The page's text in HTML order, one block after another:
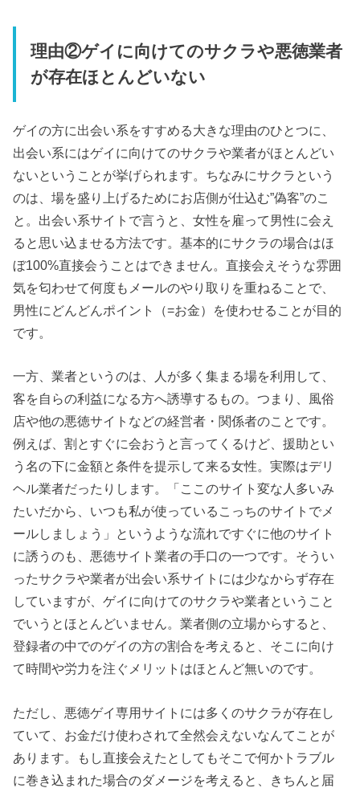
理由②ゲイに向けてのサクラや悪徳業者
が存在ほとんどいない
ゲイの方に出会い系をすすめる大きな理由のひとつに、
出会い系にはゲイに向けてのサクラや業者がほとんどい
ないということが挙げられます。ちなみにサクラという
のは、場を盛り上げるためにお店側が仕込む”偽客”のこ
と。出会い系サイトで言うと、女性を雇って男性に会え
ると思い込ませる方法です。基本的にサクラの場合はほ
ぼ100%直接会うことはできません。直接会えそうな雰囲
気を匂わせて何度もメールのやり取りを重ねることで、
男性にどんどんポイント（=お金）を使わせることが目的
です。
一方、業者というのは、人が多く集まる場を利用して、
客を自らの利益になる方へ誘導するもの。つまり、風俗
店や他の悪徳サイトなどの経営者・関係者のことです。
例えば、割とすぐに会おうと言ってくるけど、援助とい
う名の下に金額と条件を提示して来る女性。実際はデリ
ヘル業者だったりします。「ここのサイト変な人多いみ
たいだから、いつも私が使っているこっちのサイトでメ
ールしましょう」というような流れですぐに他のサイト
に誘うのも、悪徳サイト業者の手口の一つです。そうい
ったサクラや業者が出会い系サイトには少なからず存在
していますが、ゲイに向けてのサクラや業者ということ
でいうとほとんどいません。業者側の立場からすると、
登録者の中でのゲイの方の割合を考えると、そこに向け
て時間や労力を注ぐメリットはほとんど無いのです。
ただし、悪徳ゲイ専用サイトには多くのサクラが存在し
ていて、お金だけ使わされて全然会えないなんてことが
あります。もし直接会えたとしてもそこで何かトラブル
に巻き込まれた場合のダメージを考えると、きちんと届